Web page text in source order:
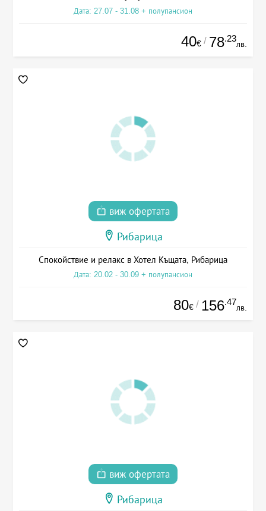
Дата: 27.07 - 31.08 + полупансион
40€ / 78.23
лв.
виж офертата
Рибарица
Спокойствие и релакс в Хотел Къщата, Рибарица
Дата: 20.02 - 30.09 + полупансион
80€ / 156.47
лв.
виж офертата
Рибарица